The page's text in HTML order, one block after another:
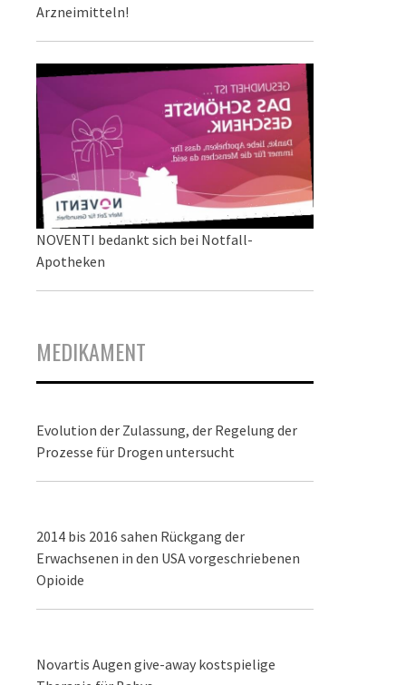
Arzneimitteln!
NOVENTI bedankt sich bei Notfall-
Apotheken
MEDIKAMENT
Evolution der Zulassung, der Regelung der
Prozesse für Drogen untersucht
2014 bis 2016 sahen Rückgang der
Erwachsenen in den USA vorgeschriebenen
Opioide
Novartis Augen give-away kostspielige